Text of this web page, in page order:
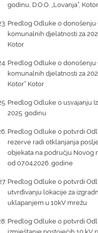
godinu, D.O.O. „Lovanja“, Kotor
Predlog Odluke o donošenju
komunalnih djelatnosti za
Kotor
Predlog Odluke o donošenju
komunalnih djelatnosti za
Kotor“ Kotor
Predlog Odluke o usvajanju
2025. godinu
Predlog Odluke o potvrdi
rezerve radi otklanjanja
objekata na području Novog
od 07.04.2026. godine
Predlog Odluke o potvrdi
utvrđivanju lokacije za
uklapanjem u 10kV mrežu
Predlog Odluke o potvrdi